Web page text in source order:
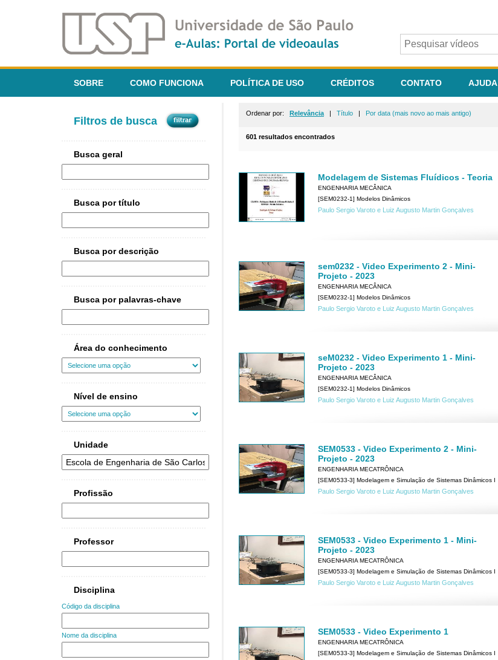
SOBRE COMO FUNCIONA POLÍTICA DE USO CRÉDITOS CONTATO AJUDA
Filtros de busca
Busca geral
Busca por título
Busca por descrição
Busca por palavras-chave
Área do conhecimento
Nível de ensino
Unidade
Profissão
Professor
Disciplina
Código da disciplina
Nome da disciplina
Ordenar por: Relevância | Título | Por data (mais novo ao mais antigo)
601 resultados encontrados
Modelagem de Sistemas Fluídicos - Teoria
ENGENHARIA MECÂNICA
[SEM0232-1] Modelos Dinâmicos
Paulo Sergio Varoto e Luiz Augusto Martin Gonçalves
sem0232 - Video Experimento 2 - Mini-
Projeto - 2023
ENGENHARIA MECÂNICA
[SEM0232-1] Modelos Dinâmicos
Paulo Sergio Varoto e Luiz Augusto Martin Gonçalves
seM0232 - Video Experimento 1 - Mini-
Projeto - 2023
ENGENHARIA MECÂNICA
[SEM0232-1] Modelos Dinâmicos
Paulo Sergio Varoto e Luiz Augusto Martin Gonçalves
SEM0533 - Video Experimento 2 - Mini-
Projeto - 2023
ENGENHARIA MECATRÔNICA
[SEM0533-3] Modelagem e Simulação de Sistemas Dinâmicos I
Paulo Sergio Varoto e Luiz Augusto Martin Gonçalves
SEM0533 - Video Experimento 1 - Mini-
Projeto - 2023
ENGENHARIA MECATRÔNICA
[SEM0533-3] Modelagem e Simulação de Sistemas Dinâmicos I
Paulo Sergio Varoto e Luiz Augusto Martin Gonçalves
SEM0533 - Video Experimento 1
ENGENHARIA MECATRÔNICA
[SEM0533-3] Modelagem e Simulação de Sistemas Dinâmicos I